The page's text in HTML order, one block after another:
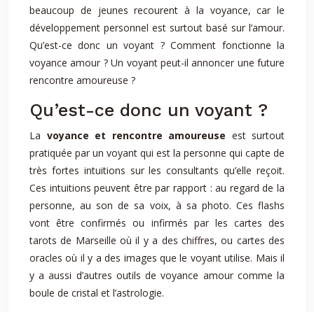
beaucoup de jeunes recourent à la voyance, car le
développement personnel est surtout basé sur l’amour.
Qu’est-ce donc un voyant ? Comment fonctionne la
voyance amour ? Un voyant peut-il annoncer une future
rencontre amoureuse ?
Qu’est-ce donc un voyant ?
La voyance et rencontre amoureuse est surtout
pratiquée par un voyant qui est la personne qui capte de
très fortes intuitions sur les consultants qu’elle reçoit.
Ces intuitions peuvent être par rapport : au regard de la
personne, au son de sa voix, à sa photo. Ces flashs
vont être confirmés ou infirmés par les cartes des
tarots de Marseille où il y a des chiffres, ou cartes des
oracles où il y a des images que le voyant utilise. Mais il
y a aussi d’autres outils de voyance amour comme la
boule de cristal et l’astrologie.